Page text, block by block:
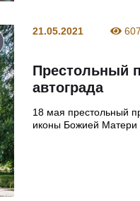
21.05.2021
Престольный
автограда
18 мая престольный
иконы Божией